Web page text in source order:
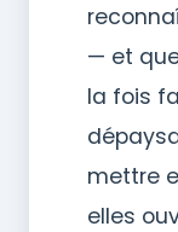
— et
la fois
mettre
elles